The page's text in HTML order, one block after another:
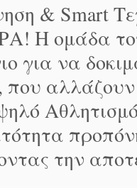
& Smart
Η ομάδα
για να
την